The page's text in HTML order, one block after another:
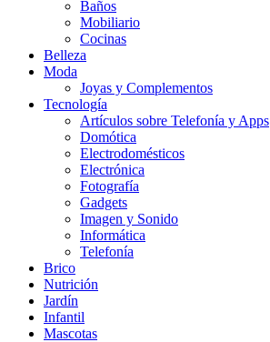
Baños
Mobiliario
Cocinas
Belleza
Moda
Joyas y Complementos
Tecnología
Artículos sobre Telefonía y Apps
Domótica
Electrodomésticos
Electrónica
Fotografía
Gadgets
Imagen y Sonido
Informática
Telefonía
Brico
Nutrición
Jardín
Infantil
Mascotas